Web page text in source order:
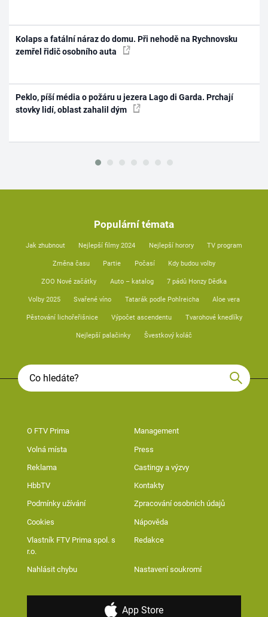
Kolaps a fatální náraz do domu. Při nehodě na Rychnovsku
zemřel řidič osobního auta
Peklo, píší média o požáru u jezera Lago di Garda. Prchají
stovky lidí, oblast zahalil dým
Populární témata
Jak zhubnout Nejlepší filmy 2024 Nejlepší horory TV program
Změna času Partie Počasí Kdy budou volby
ZOO Nové začátky Auto – katalog 7 pádů Honzy Dědka
Volby 2025 Svařené víno Tatarák podle Pohlreicha Aloe vera
Pěstování lichořeřišnice Výpočet ascendentu Tvarohové knedlíky
Nejlepší palačinky Švestkový koláč
O FTV Prima Management
Volná místa Press
Reklama Castingy a výzvy
HbbTV Kontakty
Podmínky užívání Zpracování osobních údajů
Cookies Nápověda
Vlastník FTV Prima spol. s
r.o.
Redakce
Nahlásit chybu Nastavení soukromí
App Store